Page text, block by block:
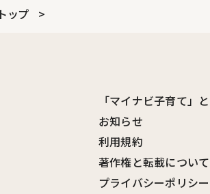
ップ
「マイナビ子育て」
お知らせ
利用規約
著作権と転載について
プライバシーポリシー